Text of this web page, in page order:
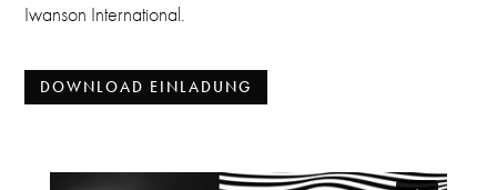
Iwanson International.
DOWNLOAD EINLADUNG